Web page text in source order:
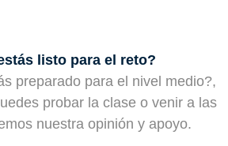
listo para el reto?
preparado para el nivel medio?,
probar la clase o venir a las
nuestra opinión y apoyo.